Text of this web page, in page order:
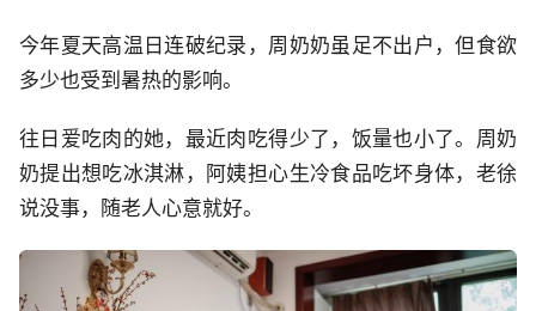
今年夏天高温日连破纪录，周奶奶虽足不出户，但食欲
多少也受到暑热的影响。
往日爱吃肉的她，最近肉吃得少了，饭量也小了。周奶
奶提出想吃冰淇淋，阿姨担心生冷食品吃坏身体，老徐
说没事，随老人心意就好。